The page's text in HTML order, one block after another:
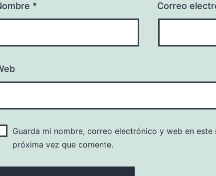
* Correo
Guarda mi nombre, correo electrónico y web en este
próxima vez que comente.